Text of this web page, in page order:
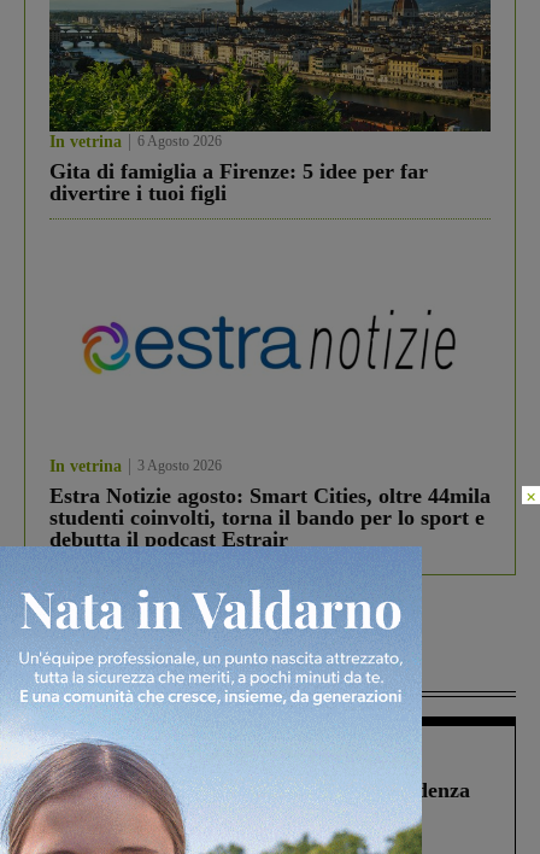
In vetrina 6 Agosto 2026
Gita di famiglia a Firenze: 5 idee per far
divertire i tuoi figli
In vetrina 3 Agosto 2026
Estra Notizie agosto: Smart Cities, oltre 44mila
studenti coinvolti, torna il bando per lo sport e
debutta il podcast Estrair
Più lette
Figline Incisa Valdarno 1 Agosto 2026
Piscina di Figline finanziata oltre la scadenza
Pnrr, il gruppo di Fratelli d’Italia: “Un
ringraziamento al Governo”
×